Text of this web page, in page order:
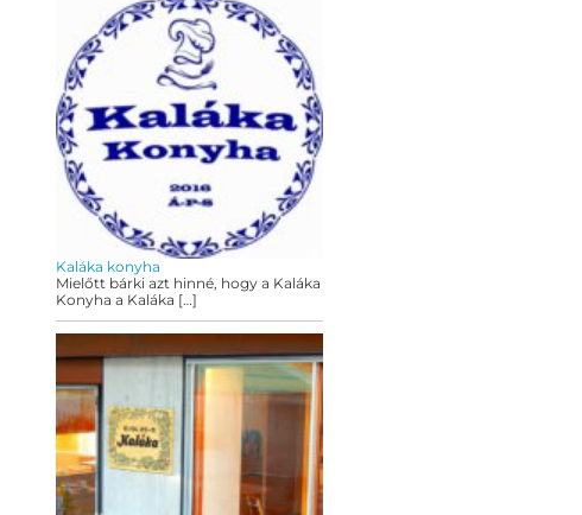
Kaláka konyha
Mielőtt bárki azt hinné, hogy a Kaláka
Konyha a Kaláka […]